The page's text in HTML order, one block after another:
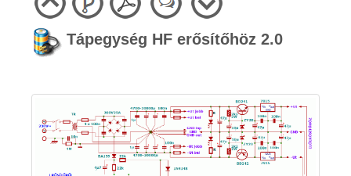
Tápegység HF erősítőhöz 2.0